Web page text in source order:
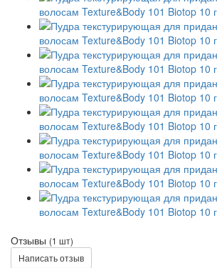
Отзывы (1 шт)
Написать отзыв